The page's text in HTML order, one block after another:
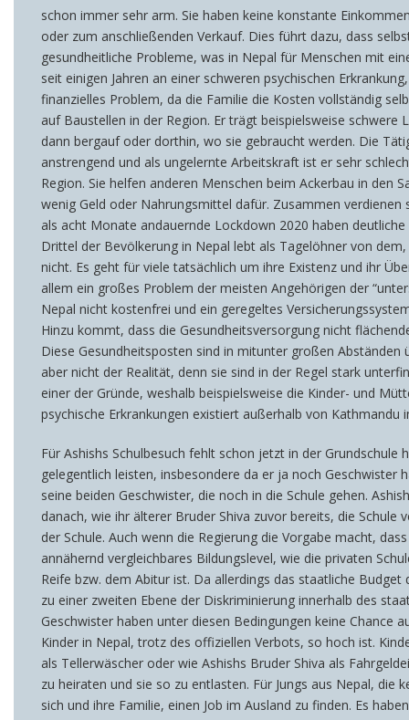
schon immer sehr arm. Sie haben keine konstante
oder zum anschließenden Verkauf. Dies führt dazu, dass
gesundheitliche Probleme, was in Nepal für Menschen mit
seit einigen Jahren an einer schweren psychischen
finanzielles Problem, da die Familie die Kosten vollständig
auf Baustellen in der Region. Er trägt beispielsweise
dann bergauf oder dorthin, wo sie gebraucht werden. Die
anstrengend und als ungelernte Arbeitskraft ist er sehr
Region. Sie helfen anderen Menschen beim Ackerbau in den
wenig Geld oder Nahrungsmittel dafür. Zusammen
als acht Monate andauernde Lockdown 2020 haben
Drittel der Bevölkerung in Nepal lebt als Tagelöhner von
nicht. Es geht für viele tatsächlich um ihre Existenz und ihr
allem ein großes Problem der meisten Angehörigen der
Nepal nicht kostenfrei und ein geregeltes
Hinzu kommt, dass die Gesundheitsversorgung nicht
Diese Gesundheitsposten sind in mitunter großen
aber nicht der Realität, denn sie sind in der Regel stark
einer der Gründe, weshalb beispielsweise die Kinder- und
psychische Erkrankungen existiert außerhalb von Kathmandu
Für Ashishs Schulbesuch fehlt schon jetzt in der
gelegentlich leisten, insbesondere da er ja noch Geschwister
seine beiden Geschwister, die noch in die Schule gehen.
danach, wie ihr älterer Bruder Shiva zuvor bereits, die
der Schule. Auch wenn die Regierung die Vorgabe macht,
annähernd vergleichbares Bildungslevel, wie die privaten
Reife bzw. dem Abitur ist. Da allerdings das staatliche
zu einer zweiten Ebene der Diskriminierung innerhalb des
Geschwister haben unter diesen Bedingungen keine Chance
Kinder in Nepal, trotz des offiziellen Verbots, so hoch ist.
als Tellerwäscher oder wie Ashishs Bruder Shiva als
zu heiraten und sie so zu entlasten. Für Jungs aus Nepal,
sich und ihre Familie, einen Job im Ausland zu finden. Es